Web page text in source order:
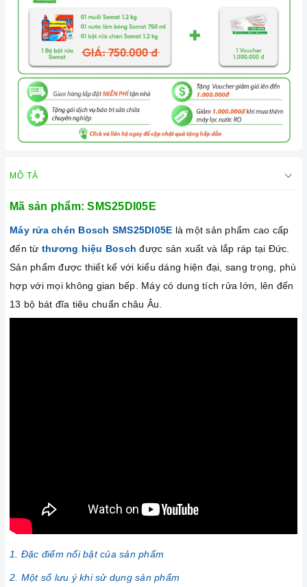
MÔ TẢ
Mã sản phẩm:SMS25DI05E
Máy rửa chén Bosch SMS25DI05E là một sản phẩm cao cấp
đến từ thương hiệu Bosch được sản xuất và lắp ráp tại Đức.
Sản phẩm được thiết kế với kiểu dáng hiện đại, sang trọng, phù
hợp với mọi không gian bếp. Máy có dung tích rửa lớn, lên đến
13 bộ bát đĩa tiêu chuẩn châu Âu.
1. Đặc điểm nổi bật của sản phẩm
2. Một số lưu ý khi sử dụng sản phẩm